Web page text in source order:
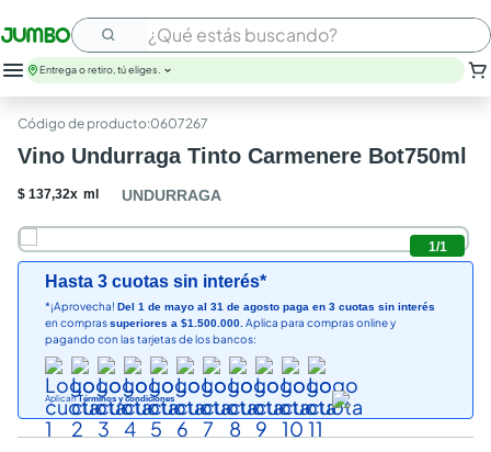
¿Qué estás buscando?
Entrega o retiro, tú eliges.
:0607267
Vino Undurraga Tinto Carmenere Bot750ml
$ 137,32x ml UNDURRAGA
1/1
Hasta 3 cuotas sin interés*
*¡Aprovecha! Del 1 de mayo al 31 de agosto paga en 3 cuotas sin interés
en comprassuperiores a $1.500.000. Aplica para compras online y
pagando con las tarjetas de los bancos:
AplicanTérminos y condiciones